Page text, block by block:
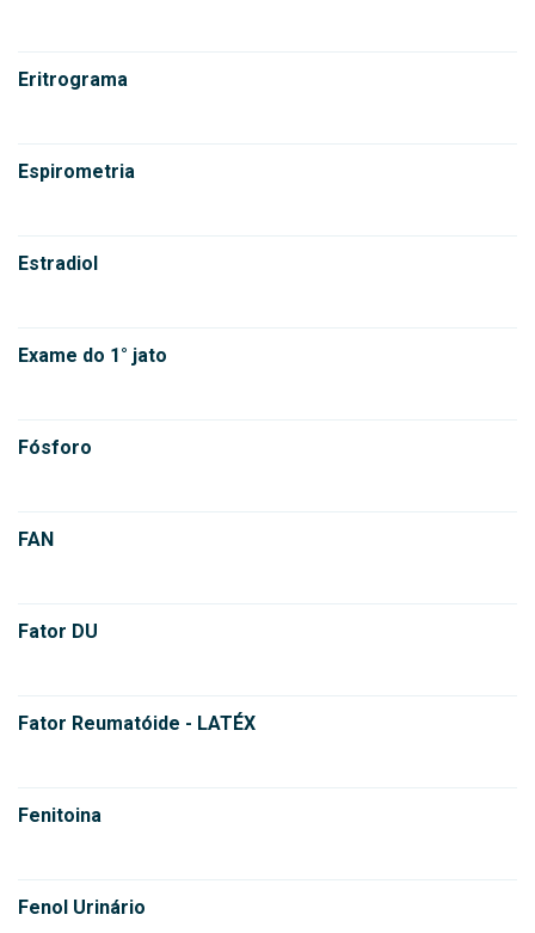
Eritrograma
Espirometria
Estradiol
Exame do 1° jato
Fósforo
FAN
Fator DU
Fator Reumatóide - LATÉX
Fenitoina
Fenol Urinário